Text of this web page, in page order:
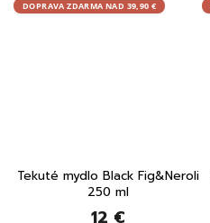
DOPRAVA ZDARMA NAD 39,90 €
Tekuté mydlo Black Fig&Neroli
250 ml
12 €